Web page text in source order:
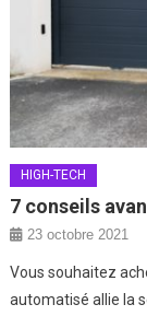
HIGH-TECH
7 conseils
23 octobre 2021
Vous souhaitez
automatisé allie la